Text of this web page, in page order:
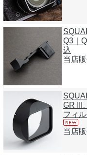
Q3｜
込
当店
GR III
フィ
当店